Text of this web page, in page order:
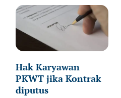
Hak Karyawan
PKWT jika Kontrak
diputus
Page Page PagePage